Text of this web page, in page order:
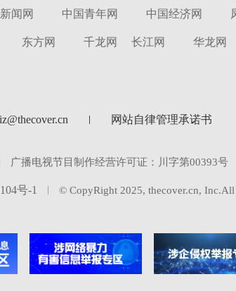
闻网 中国青年网 中国经济网
东方网 千龙网 长江网 华龙网
网站自律管理承诺书
广播电视节目制作经营许可证：川字第00393号
号-1 © CopyRight 2025, thecover.cn, Inc.All